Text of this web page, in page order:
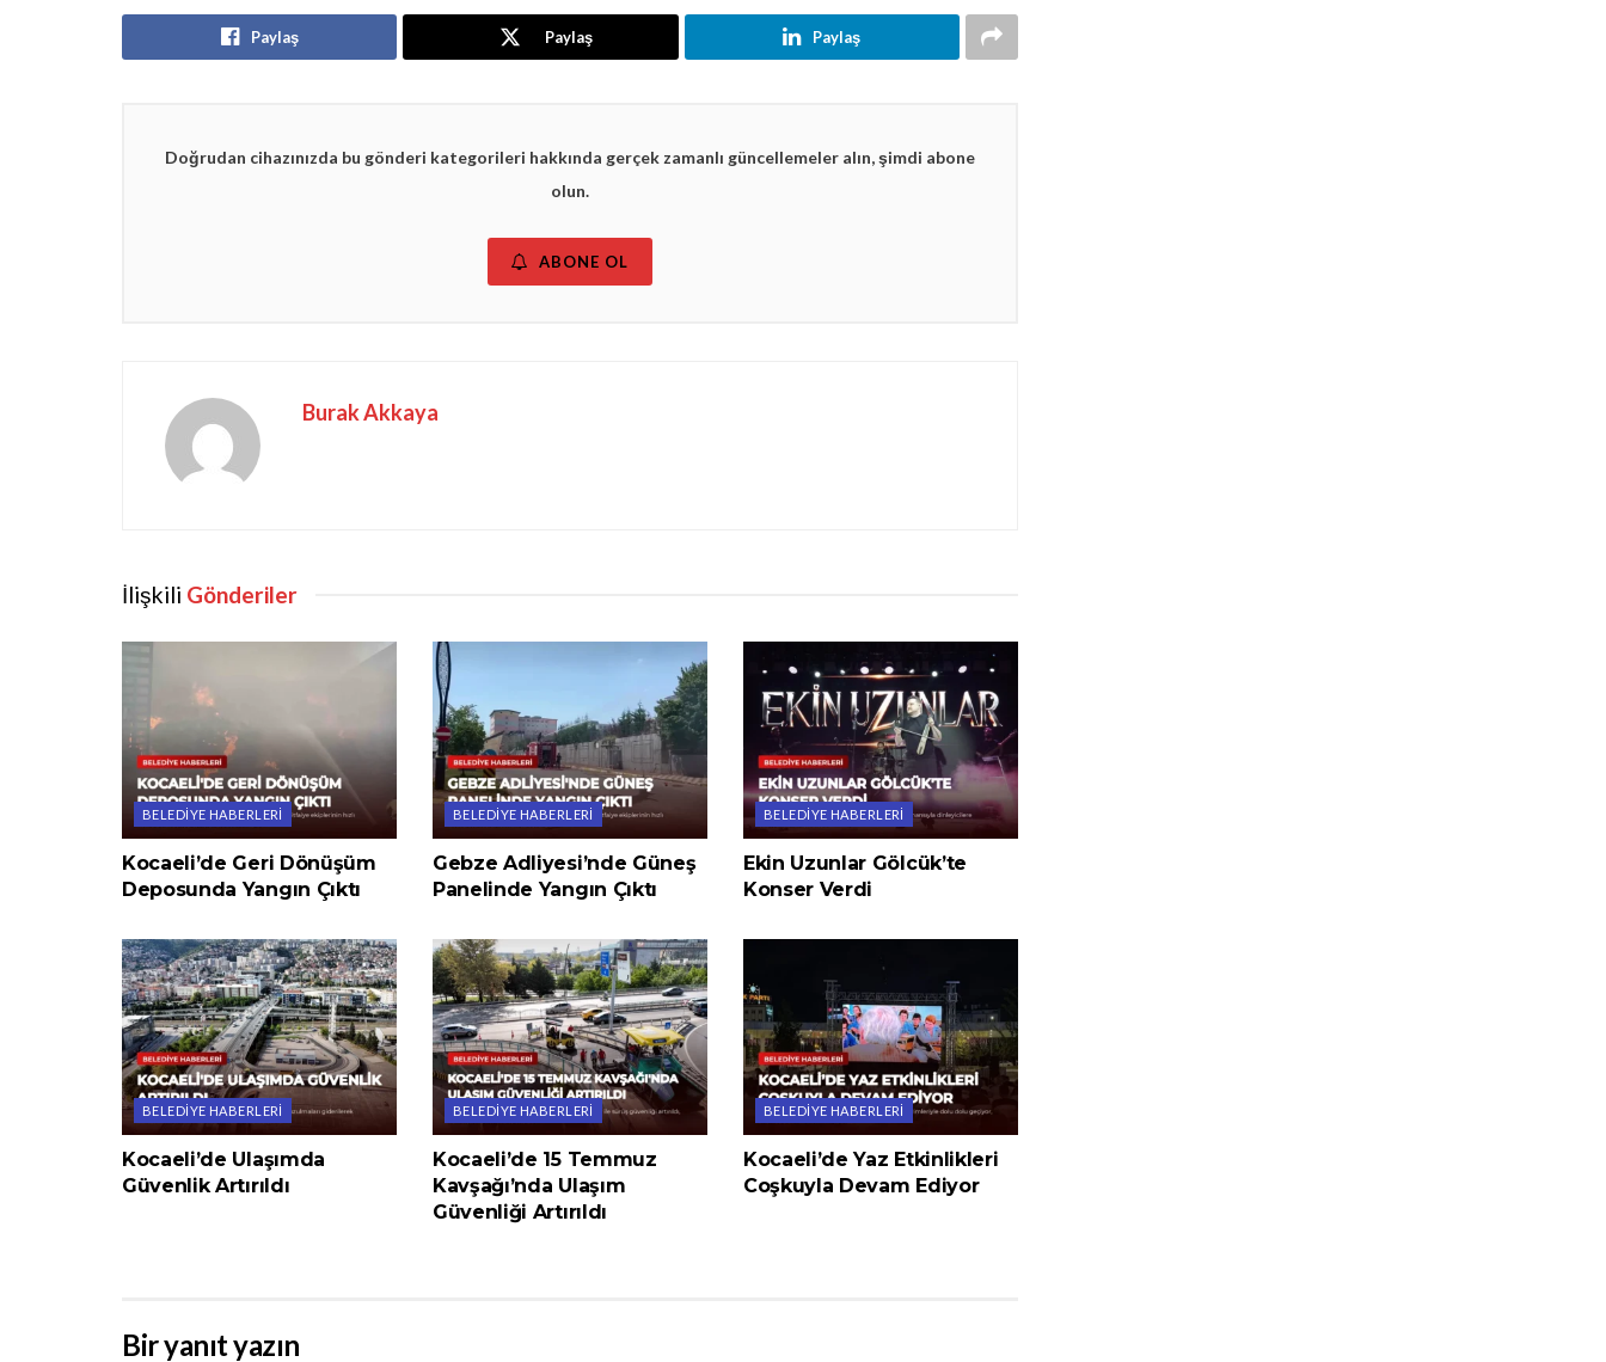
Paylaş Paylaş Paylaş
Doğrudan cihazınızda bu gönderi kategorileri hakkında gerçek zamanlı güncellemeler alın, şimdi abone
olun.
ABONE OL
Burak Akkaya
İlişkili Gönderiler
BELEDIYE HABERLERI
Kocaeli’de Geri Dönüşüm
Deposunda Yangın Çıktı
BELEDIYE HABERLERI
Gebze Adliyesi’nde Güneş
Panelinde Yangın Çıktı
BELEDIYE HABERLERI
Ekin Uzunlar Gölcük’te
Konser Verdi
BELEDIYE HABERLERI
Kocaeli’de Ulaşımda
Güvenlik Artırıldı
BELEDIYE HABERLERI
Kocaeli’de 15 Temmuz
Kavşağı’nda Ulaşım
Güvenliği Artırıldı
BELEDIYE HABERLERI
Kocaeli’de Yaz Etkinlikleri
Coşkuyla Devam Ediyor
Bir yanıt yazın